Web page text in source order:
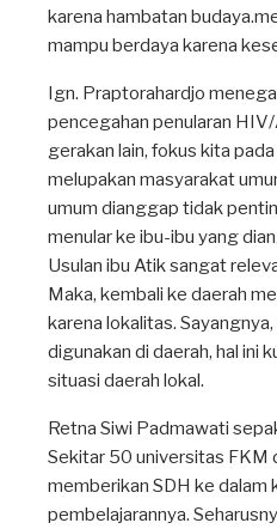
karena hambatan
mampu berdaya karena
Ign. Praptorahardjo
pencegahan penularan
gerakan lain, fokus kita
melupakan masyarakat
umum dianggap tidak
menular ke ibu-ibu yang
Usulan ibu Atik sangat
Maka, kembali ke daerah
karena lokalitas.
digunakan di daerah, hal ini
situasi daerah lokal.
Retna Siwi Padmawati
Sekitar 50 universitas FKM
memberikan SDH ke dalam
pembelajarannya.